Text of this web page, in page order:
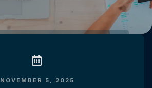
NOVEMBER 5, 2025